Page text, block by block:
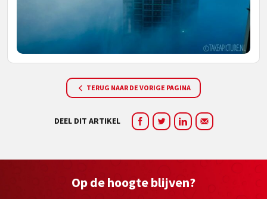
TERUG NAAR DE VORIGE PAGINA
DEEL DIT ARTIKEL
Op de hoogte blijven?